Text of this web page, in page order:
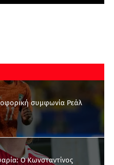
συμφωνία Ρεάλ
O Κωνσταντίνος